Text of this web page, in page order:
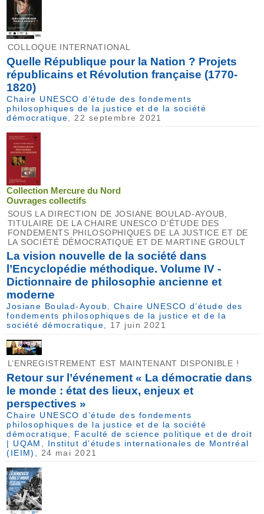
COLLOQUE INTERNATIONAL
Quelle République pour la Nation ? Projets
républicains et Révolution française (1770-
1820)
Chaire UNESCO d’étude des fondements
philosophiques de la justice et de la société
démocratique , 22 septembre 2021
Collection Mercure du Nord
Ouvrages collectifs
SOUS LA DIRECTION DE JOSIANE BOULAD-AYOUB,
TITULAIRE DE LA CHAIRE UNESCO D’ÉTUDE DES
FONDEMENTS PHILOSOPHIQUES DE LA JUSTICE ET DE
LA SOCIÉTÉ DÉMOCRATIQUE ET DE MARTINE GROULT
La vision nouvelle de la société dans
l’Encyclopédie méthodique. Volume IV -
Dictionnaire de philosophie ancienne et
moderne
Josiane Boulad-Ayoub, Chaire UNESCO d’étude des
fondements philosophiques de la justice et de la
société démocratique, 17 juin 2021
L’ENREGISTREMENT EST MAINTENANT DISPONIBLE !
Retour sur l’événement « La démocratie dans
le monde : état des lieux, enjeux et
perspectives »
Chaire UNESCO d’étude des fondements
philosophiques de la justice et de la société
démocratique
Faculté de science politique et de droit
| UQAM
Institut d’études internationales de Montréal
(IEIM)
, 24 mai 2021